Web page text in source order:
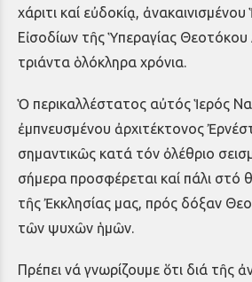
χάριτι καί εὐδοκίᾳ,
Εἰσοδίων τῆς Ὑπεραγίας Θεοτόκου
τριάντα ὁλόκληρα χρόνια.
Ὁ περικαλλέστατος αὐτός Ἱερός
ἐμπνευσμένου ἀρχιτέκτονος
σημαντικῶς κατά τόν ὀλέθριο
σήμερα προσφέρεται καί πάλι στό
τῆς Ἐκκλησίας μας, πρός δόξαν
τῶν ψυχῶν ἡμῶν.
Πρέπει νά γνωρίζουμε ὅτι διά τῆς